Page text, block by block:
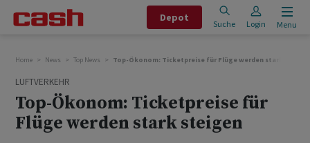
Depot
Suche Login Menu
Home News Top News Top-Ökonom: Ticketpreise für Flüge werden stark steigen
LUFTVERKEHR
Top-Ökonom: Ticketpreise für
Flüge werden stark steigen